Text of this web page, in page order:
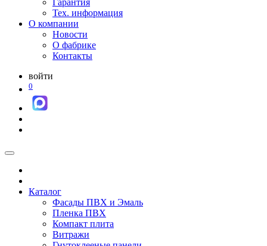
Тех. информация
О компании
Новости
О фабрике
Контакты
войти
0
Каталог
Фасады ПВХ и Эмаль
Пленка ПВХ
Компакт плита
Витражи